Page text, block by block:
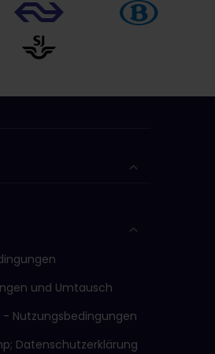
und Umtausch
- Nutzungsbedingungen
Datenschutzerklärung